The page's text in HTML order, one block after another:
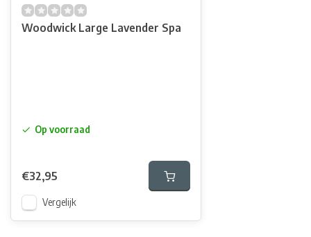
Woodwick Large Lavender Spa
Op voorraad
€32,95
Vergelijk